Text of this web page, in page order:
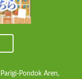
Parigi-Pondok Aren,